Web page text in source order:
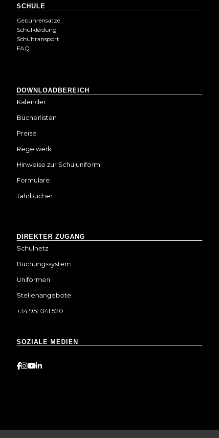
SCHULE
Gebührensätze
Schulkleidung
Schultransport
FAQ
DOWNLOADBEREICH
Kalender
Bücherlisten
Preise
Regelwerk
Hinweise zur Schuluniform
Formulare
Jahrbücher
DIREKTER ZUGANG
Schulnetz
Buchungssystem
Uniformen
Stellenangebote
+34 951 041 520
SOZIALE MEDIEN